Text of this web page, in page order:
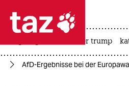
 taz zahl ich
taz zahl ich
usa unter trump
AfD-Ergebnisse bei der